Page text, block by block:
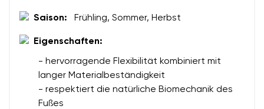
Saison: Frühling, Sommer, Herbst
Eigenschaften:
- hervorragende Flexibilität kombiniert mit
langer Materialbeständigkeit
- respektiert die natürliche Biomechanik des
Fußes
personenbezogenen Daten im Sinne von
einverstanden.
Ich bin mit der Verarbeitung der eingegebenen
einverstanden.